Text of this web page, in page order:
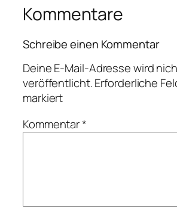
Kommentare
Schreibe einen Kommentar
Deine E-Mail-Adresse wird
veröffentlicht.Erforderliche
markiert
Kommentar*